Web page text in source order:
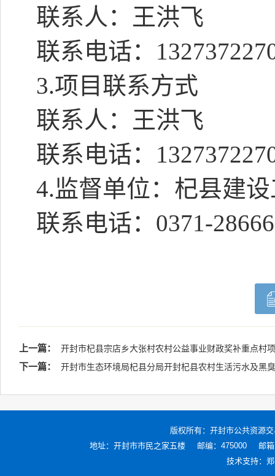
联系人：王洪飞
联系电话：
3.项目联系方式
联系人：王洪飞
联系电话：
4.监督单位： 杞县建
联系电话： 0371-
上一篇： 开封市杞县宗店乡大张村农村公益事业财政奖补重点村
下一篇： 开封市生态环境局杞县分局开封杞县农村生活污水及黑
版权所有： 开封市公共资源
地址：开封市市民之家五楼
邮编：475000
邮
技术支持：